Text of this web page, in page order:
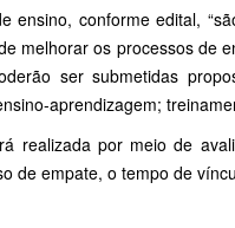
ensino, conforme edital,
melhorar os processos de
ser submetidas
aprendizagem;
realizada por meio de
de empate, o tempo de